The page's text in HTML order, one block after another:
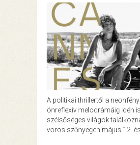
A politikai thrillertől a
önreflexív melodrámáig idén
szélsőséges világok
vörös szőnyegen május 12.